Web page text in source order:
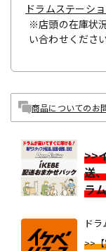
ドラムステーシ
※店頭の在庫状
い合わせください
商品についてのお
>>
送
ラ
ド
>>